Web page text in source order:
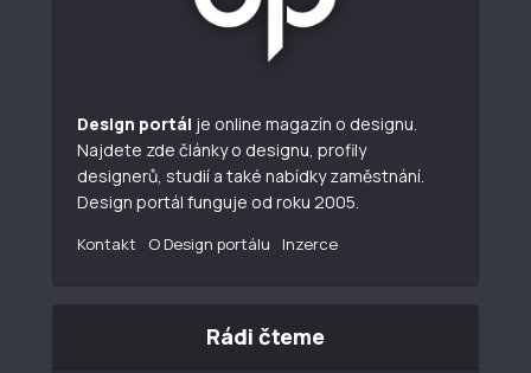
Design portál je online magazín o designu.
Najdete zde články o designu, profily
designerů, studií a také nabídky zaměstnání.
Design portál funguje od roku 2005.
Kontakt O Design portálu Inzerce
Rádi čteme